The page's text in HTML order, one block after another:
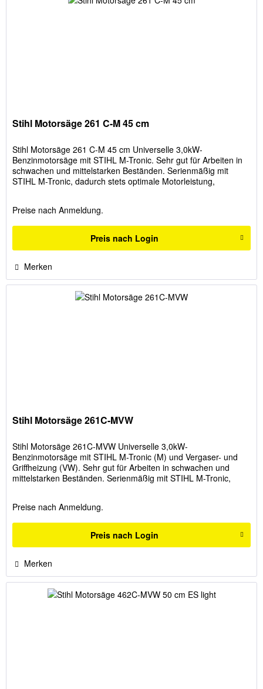
Stihl Motorsäge 261 C-M 45 cm
Stihl Motorsäge 261 C-M 45 cm Universelle 3,0kW-
Benzinmotorsäge mit STIHL M-Tronic. Sehr gut für Arbeiten in
schwachen und mittelstarken Beständen. Serienmäßig mit
STIHL M-Tronic, dadurch stets optimale Motorleistung,
Preise nach Anmeldung.
Preis nach Login
Merken
Stihl Motorsäge 261C-MVW
Stihl Motorsäge 261C-MVW Universelle 3,0kW-
Benzinmotorsäge mit STIHL M-Tronic (M) und Vergaser- und
Griffheizung (VW). Sehr gut für Arbeiten in schwachen und
mittelstarken Beständen. Serienmäßig mit STIHL M-Tronic,
Preise nach Anmeldung.
Preis nach Login
Merken